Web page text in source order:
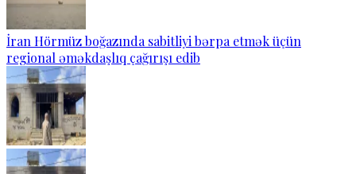
İran Hörmüz boğazında sabitliyi bərpa etmək üçün
regional əməkdaşlıq çağırışı edib